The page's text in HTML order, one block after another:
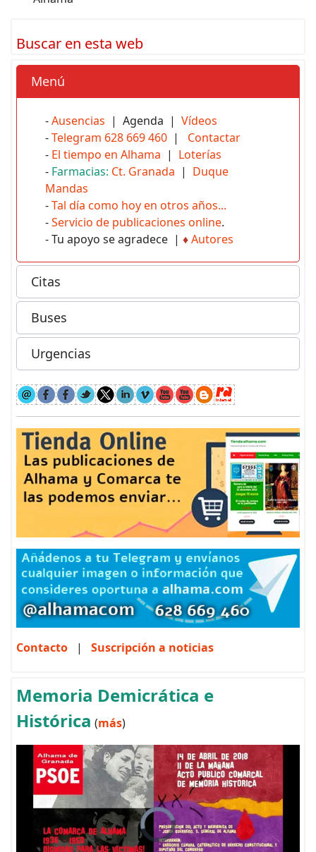
Buscar en esta web
Menú
-Ausencias | Agenda | Vídeos
-Telegram 628 669 460 | Contactar
- El tiempo en Alhama | Loterías
- Farmacias: Ct. Granada | Duque
Mandas
-Tal día como hoy en otros años...
-Servicio de publicaciones online.
- Tu apoyo se agradece | ♦Autores
Citas
Buses
Urgencias
Contacto | Suscripción a noticias
Memoria Demicrática e
Histórica (más)